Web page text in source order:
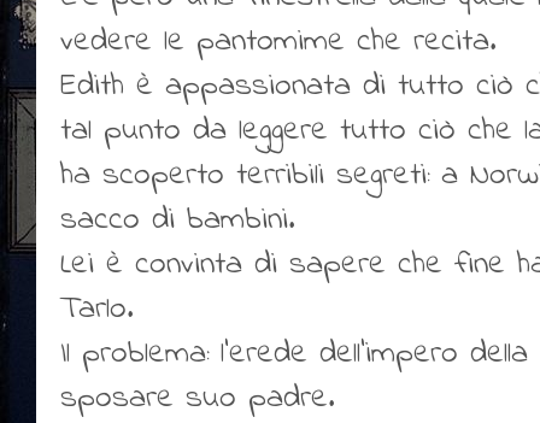
vedere le pantomime che recita.
Edith è appassionata di tutto ciò
tal punto da leggere tutto ciò che
ha scoperto terribili segreti: a
sacco di bambini.
Lei è convinta di sapere che fine
Tarlo.
Il problema: l’erede dell’impero
sposare suo padre.